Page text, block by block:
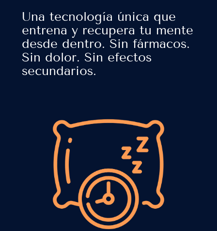
Una tecnología única que
entrena y recupera tu mente
desde dentro. Sin fármacos.
Sin dolor. Sin efectos
secundarios.